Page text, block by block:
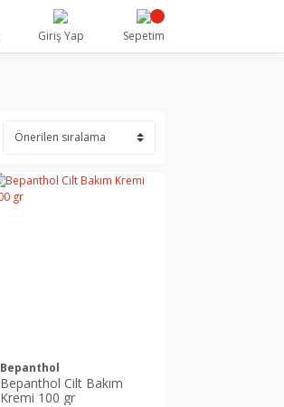
Giriş Yap Sepetim
Bepanthol
Bepanthol Cilt Bakım
Kremi 100 gr